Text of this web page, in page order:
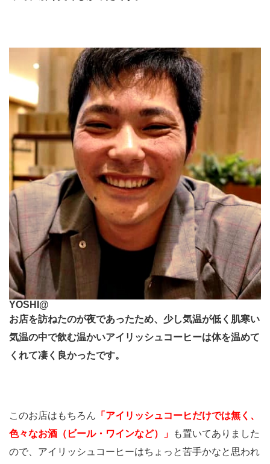
YOSHI@
お店を訪ねたのが夜であったため、少し気温が低く肌寒い
気温の中で飲む温かいアイリッシュコーヒーは体を温めて
くれて凄く良かったです。
このお店はもちろん 「アイリッシュコーヒだけでは無く、
色々なお酒（ビール・ワインなど）」
も置いてありました
ので、アイリッシュコーヒーはちょっと苦手かなと思われ